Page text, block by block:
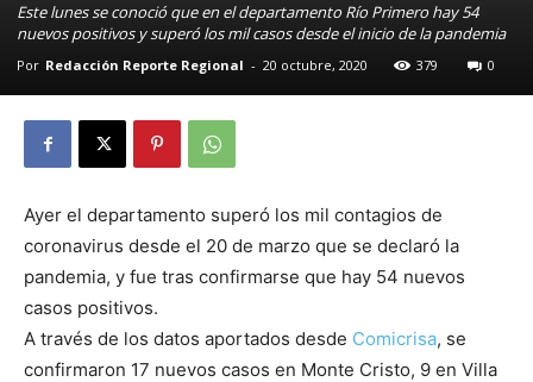
Este lunes se conoció que en el departamento Río Primero hay 54
nuevos positivos y superó los mil casos desde el inicio de la pandemia
Por Redacción Reporte Regional - 20 octubre, 2020 379 0
Ayer el departamento superó los mil contagios de
coronavirus desde el 20 de marzo que se declaró la
pandemia, y fue tras confirmarse que hay 54 nuevos
casos positivos.
A través de los datos aportados desde Comicrisa, se
confirmaron 17 nuevos casos en Monte Cristo, 9 en Villa